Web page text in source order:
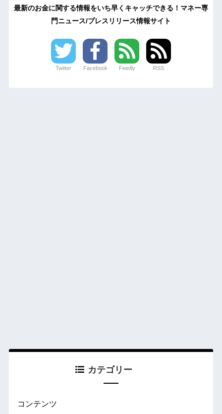
最新のお金に関する情報をいち早くキャッチできる！マネー専
門ニュース/プレスリリース情報サイト
Twitter Facebook Feedly RSS
カテゴリー
コンテンツ